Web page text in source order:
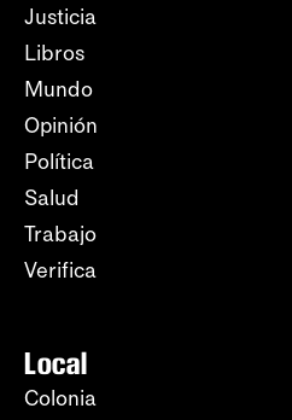
Justicia
Libros
Mundo
Opinión
Política
Salud
Trabajo
Verifica
Local
Colonia